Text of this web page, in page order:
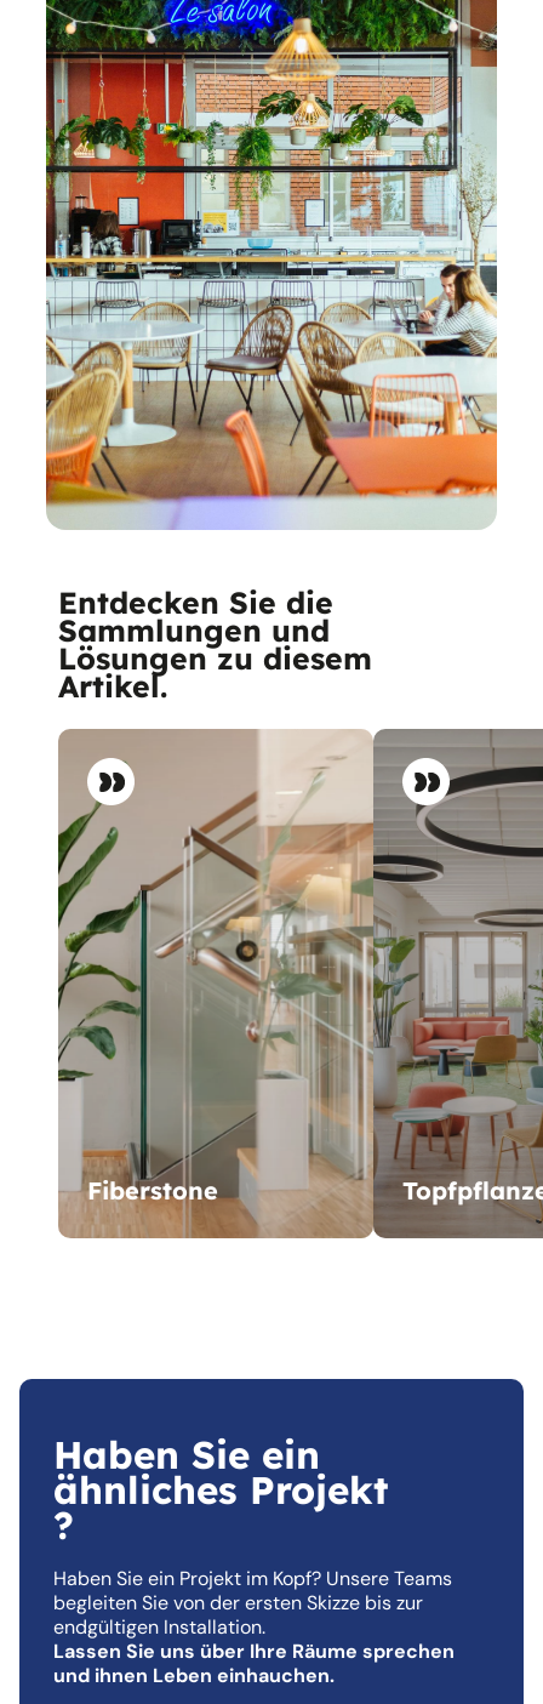
Entdecken Sie die
Sammlungen und
Lösungen zu diesem
Artikel.
Fiberstone
Haben Sie ein
ähnliches Projekt
?
Haben Sie ein Projekt im Kopf? Unsere Teams
begleiten Sie von der ersten Skizze bis zur
endgültigen Installation.
Lassen Sie uns über Ihre Räume sprechen
und ihnen Leben einhauchen.